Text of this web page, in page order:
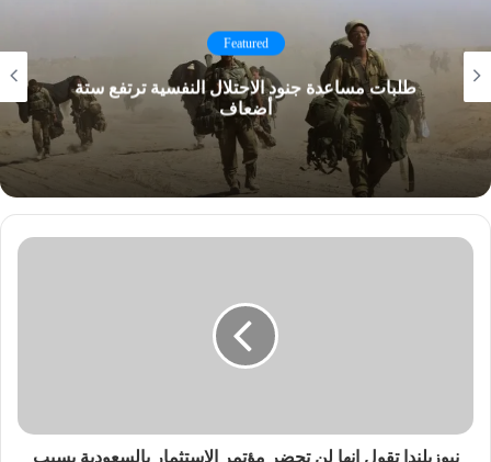
Featured
طلبات مساعدة جنود الاحتلال النفسية ترتفع ستة
أضعاف
نيوزيلندا تقول إنها لن تحضر مؤتمر الإستثمار بالسعودية بسبب